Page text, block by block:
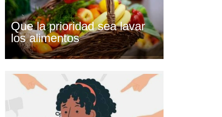
Que la prioridad sea lavar
los alimentos